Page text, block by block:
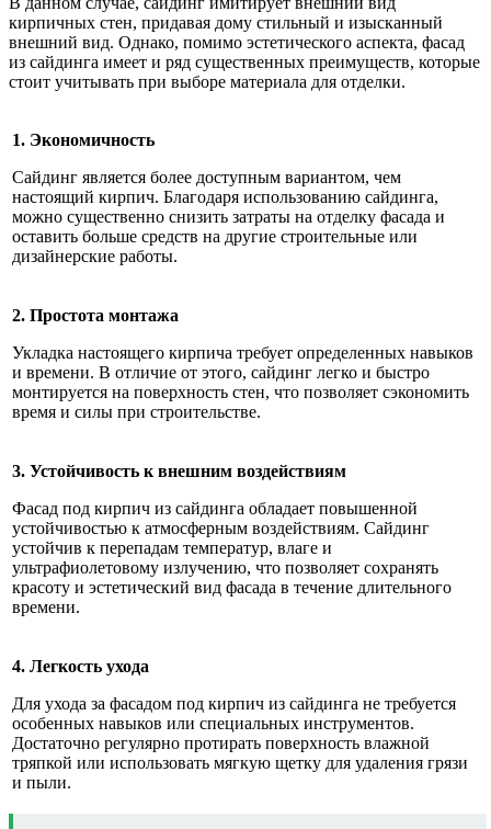
кирпичных стен, придавая дому стильный и изысканный
внешний вид. Однако, помимо эстетического аспекта, фасад
из сайдинга имеет и ряд существенных преимуществ, которые
стоит учитывать при выборе материала для отделки.
1. Экономичность
Сайдинг является более доступным вариантом, чем
настоящий кирпич. Благодаря использованию сайдинга,
можно существенно снизить затраты на отделку фасада и
оставить больше средств на другие строительные или
дизайнерские работы.
2. Простота монтажа
Укладка настоящего кирпича требует определенных навыков
и времени. В отличие от этого, сайдинг легко и быстро
монтируется на поверхность стен, что позволяет сэкономить
время и силы при строительстве.
3. Устойчивость к внешним воздействиям
Фасад под кирпич из сайдинга обладает повышенной
устойчивостью к атмосферным воздействиям. Сайдинг
устойчив к перепадам температур, влаге и
ультрафиолетовому излучению, что позволяет сохранять
красоту и эстетический вид фасада в течение длительного
времени.
4. Легкость ухода
Для ухода за фасадом под кирпич из сайдинга не требуется
особенных навыков или специальных инструментов.
Достаточно регулярно протирать поверхность влажной
тряпкой или использовать мягкую щетку для удаления грязи
и пыли.